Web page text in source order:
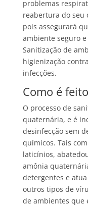
problemas
reabertura do seu
pois assegurará
ambiente seguro
Sanitização de
higienização
infecções.
Como é
O processo de
quaternária, e é
desinfecção sem
químicos. Tais
laticínios,
amônia
detergentes e
outros tipos de
de ambientes que